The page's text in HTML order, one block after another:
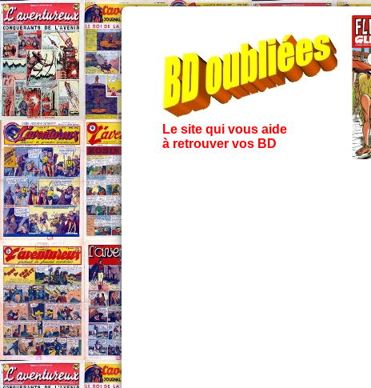
Le site qui vous aide
à retrouver vos BD